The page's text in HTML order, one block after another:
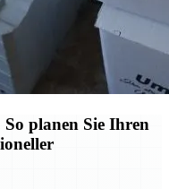
planen Sie Ihren